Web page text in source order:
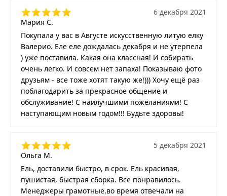
Мария С.
6 декабря 2021
Покупала у вас в Августе искусственную литую елку
Валерио. Еле еле дождалась декабря и не утерпела
) уже поставила. Какая она классная! И собирать
очень легко. И совсем нет запаха! Показываю фото
друзьям - все тоже хотят такую же!))) Хочу ещё раз
поблагодарить за прекрасное общение и
обслуживание! С наилучшими пожеланиями! С
наступающим новым годом!!! Будьте здоровы!
Ольга М.
5 декабря 2021
Ель, доставили быстро, в срок. Ель красивая,
пушистая, быстрая сборка. Все понравилось.
Менеджеры грамотные,во время отвечали на